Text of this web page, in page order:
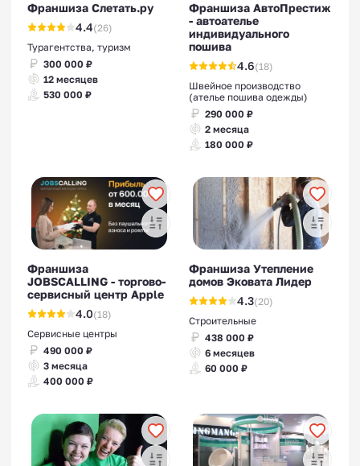
Франшиза Слетать.ру
4.4(26)
Турагентства, туризм
300 000 ₽
12 месяцев
530 000 ₽
Франшиза АвтоПрестиж
- автоателье
индивидуального
пошива
4.6(18)
Швейное производство
(ателье пошива одежды)
290 000 ₽
2 месяца
180 000 ₽
Франшиза
JOBSCALLING - торгово-
сервисный центр Apple
4.0(18)
Сервисные центры
490 000 ₽
3 месяца
400 000 ₽
Франшиза Утепление
домов Эковата Лидер
4.3(20)
Строительные
438 000 ₽
6 месяцев
60 000 ₽